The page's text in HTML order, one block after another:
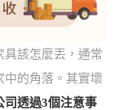
具該怎麼丟，通常
中的角落。其實壞
司透過3個注意事